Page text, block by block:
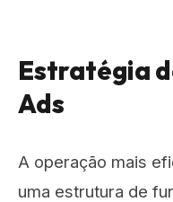
Estratégia
Ads
A operação mais
uma estrutura de